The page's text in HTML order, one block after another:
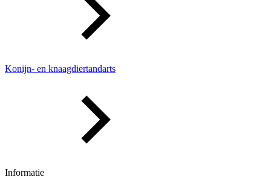
Konijn- en knaagdiertandarts
Informatie